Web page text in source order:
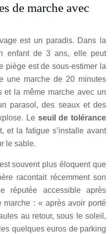
de marche avec
est un paradis. Dans la
enfant de 3 ans, elle peut
piège est de sous-estimer la
une marche de 20 minutes
la même marche avec un
parasol, des seaux et des
Le seuil de tolérance
et la fatigue s’installe avant
le sable.
souvent plus éloquent que
racontait récemment son
réputée accessible après
: « après avoir porté
au retour, sous le soleil,
quelques euros de parking